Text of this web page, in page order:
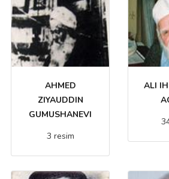
AHMED
ZIYAUDDIN
GUMUSHANEVI
3 resim
ALI